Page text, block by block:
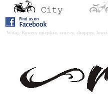
Witaj. Rowery miejskie, cruiser, chopper,